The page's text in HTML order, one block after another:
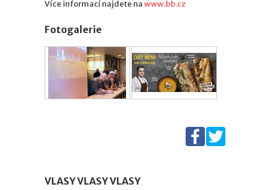
Více informací najdete nawww.bb.cz
Fotogalerie
VLASY VLASY VLASY